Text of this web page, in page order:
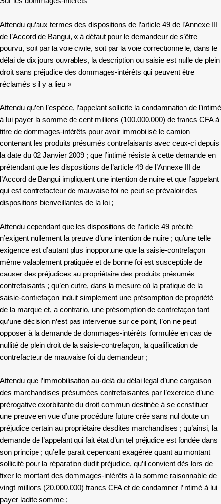
Attendu qu’aux termes des dispositions de l’article 49 de l’Annexe III
de l’Accord de Bangui, « à défaut pour le demandeur de s’être
pourvu, soit par la voie civile, soit par la voie correctionnelle, dans le
délai de dix jours ouvrables, la description ou saisie est nulle de plein
droit sans préjudice des dommages-intérêts qui peuvent être
réclamés s’il y a lieu » ;
Attendu qu’en l’espèce, l’appelant sollicite la condamnation de l’intimé
à lui payer la somme de cent millions (100.000.000) de francs CFA à
titre de dommages-intérêts pour avoir immobilisé le camion
contenant les produits présumés contrefaisants avec ceux-ci depuis
la date du 02 Janvier 2009 ; que l’intimé résiste à cette demande en
prétendant que les dispositions de l’article 49 de l’Annexe III de
l’Accord de Bangui impliquent une intention de nuire et que l’appelant
qui est contrefacteur de mauvaise foi ne peut se prévaloir des
dispositions bienveillantes de la loi ;
Attendu cependant que les dispositions de l’article 49 précité
n’exigent nullement la preuve d’une intention de nuire ; qu’une telle
exigence est d’autant plus inopportune que la saisie-contrefaçon
même valablement pratiquée et de bonne foi est susceptible de
causer des préjudices au propriétaire des produits présumés
contrefaisants ; qu’en outre, dans la mesure où la pratique de la
saisie-contrefaçon induit simplement une présomption de propriété
de la marque et, a contrario, une présomption de contrefaçon tant
qu’une décision n’est pas intervenue sur ce point, l’on ne peut
opposer à la demande de dommages-intérêts, formulée en cas de
nullité de plein droit de la saisie-contrefaçon, la qualification de
contrefacteur de mauvaise foi du demandeur ;
Attendu que l’immobilisation au-delà du délai légal d’une cargaison
des marchandises présumées contrefaisantes par l’exercice d’une
prérogative exorbitante du droit commun destinée à se constituer
une preuve en vue d’une procédure future crée sans nul doute un
préjudice certain au propriétaire desdites marchandises ; qu’ainsi, la
demande de l’appelant qui fait état d’un tel préjudice est fondée dans
son principe ; qu’elle parait cependant exagérée quant au montant
sollicité pour la réparation dudit préjudice, qu’il convient dès lors de
fixer le montant des dommages-intérêts à la somme raisonnable de
vingt millions (20.000.000) francs CFA et de condamner l’intimé à lui
payer ladite somme ;